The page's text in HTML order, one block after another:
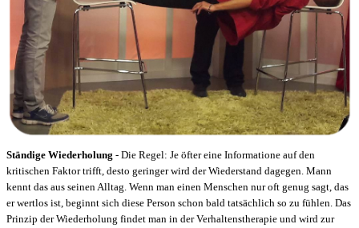
Ständige Wiederholung - Die Regel: Je öfter eine Informatione auf den
kritischen Faktor trifft, desto geringer wird der Wiederstand dagegen. Mann
kennt das aus seinen Alltag. Wenn man einen Menschen nur oft genug sagt, das
er wertlos ist, beginnt sich diese Person schon bald tatsächlich so zu fühlen. Das
Prinzip der Wiederholung findet man in der Verhaltenstherapie und wird zur